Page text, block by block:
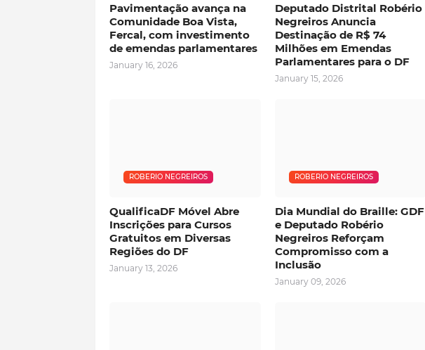
Pavimentação avança na
Comunidade Boa Vista,
Fercal, com investimento
de emendas parlamentares
January 16, 2026
Deputado Distrital Robério
Negreiros Anuncia
Destinação de R$ 74
Milhões em Emendas
Parlamentares para o DF
January 15, 2026
ROBERIO NEGREIROS
QualificaDF Móvel Abre
Inscrições para Cursos
Gratuitos em Diversas
Regiões do DF
January 13, 2026
ROBERIO NEGREIROS
Dia Mundial do Braille: GDF
e Deputado Robério
Negreiros Reforçam
Compromisso com a
Inclusão
January 09, 2026